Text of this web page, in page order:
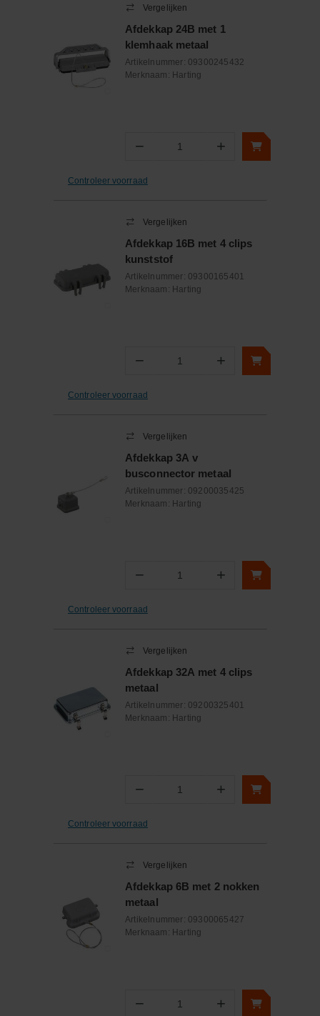
Vergelijken
Afdekkap 24B met 1
klemhaak metaal
Artikelnummer: 09300245432
Merknaam: Harting
− Aantal +
Controleer voorraad
Vergelijken
Afdekkap 16B met 4 clips
kunststof
Artikelnummer: 09300165401
Merknaam: Harting
− Aantal +
Controleer voorraad
Vergelijken
Afdekkap 3A v
busconnector metaal
Artikelnummer: 09200035425
Merknaam: Harting
− Aantal +
Controleer voorraad
Vergelijken
Afdekkap 32A met 4 clips
metaal
Artikelnummer: 09200325401
Merknaam: Harting
− Aantal +
Controleer voorraad
Vergelijken
Afdekkap 6B met 2 nokken
metaal
Artikelnummer: 09300065427
Merknaam: Harting
− Aantal +